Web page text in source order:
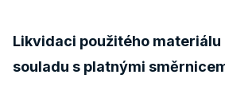
Likvidaci použitého
souladu s platnými